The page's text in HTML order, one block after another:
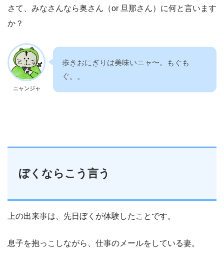
さて、みなさんなら奥さん（or 旦那さん）に何と言います
か？
ニャンジャ
歩きおにぎりは美味いニャ〜。もぐも
ぐ。。
ぼくならこう言う
上の出来事は、先日ぼくが体験したことです。
息子を抱っこしながら、仕事のメールをしている妻。